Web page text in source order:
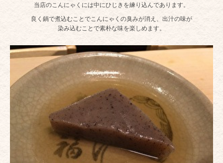
当店のこんにゃくには中にひじきを練り込んであります。
良く鍋で煮込むことでこんにゃくの臭みが消え、出汁の味が
染み込むことで素朴な味を楽しめます。